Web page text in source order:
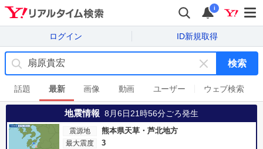
i
ログイン ID新規取得
キ
ー
ワ
ド
検索
話題 最新 画像 動画 ユーザー ウェブ検索
地震情報 8月6日21時56分ごろ発生
震源地 熊本県天草・芦北地方
最大震度 3